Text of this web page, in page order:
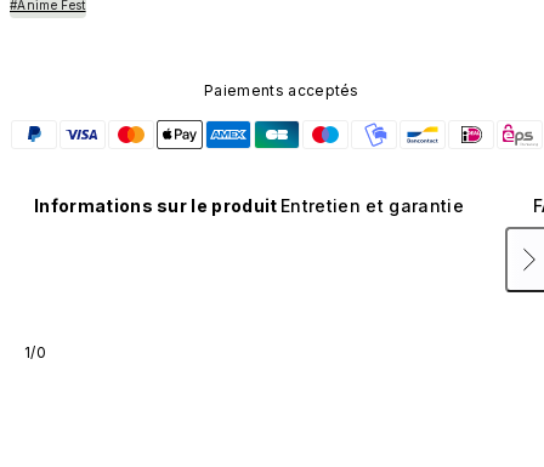
#Anime Fest
Paiements acceptés
Informations sur le produit Entretien et garantie
1/0